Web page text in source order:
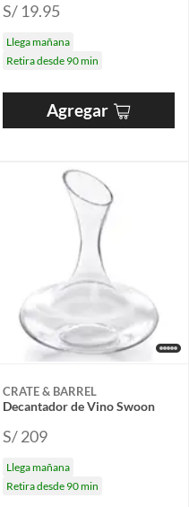
S/ 19.95
Llega mañana
Retira desde 90 min
Agregar
CRATE & BARREL
Decantador de Vino Swoon
S/ 209
Llega mañana
Retira desde 90 min